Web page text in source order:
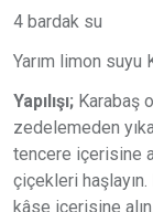
4 bardak su
Yarım limon suyu
Yapılışı; Karabaş
zedelemeden
tencere içerisine
çiçekleri
kâse içerisine